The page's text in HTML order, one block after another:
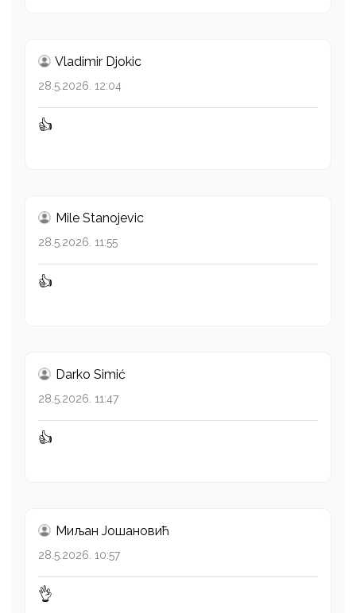
Vladimir Djokic
28.5.2026. 12:04
👍
Mile Stanojevic
28.5.2026. 11:55
👍
Darko Simić
28.5.2026. 11:47
👍
Миљан Јошановић
28.5.2026. 10:57
👌